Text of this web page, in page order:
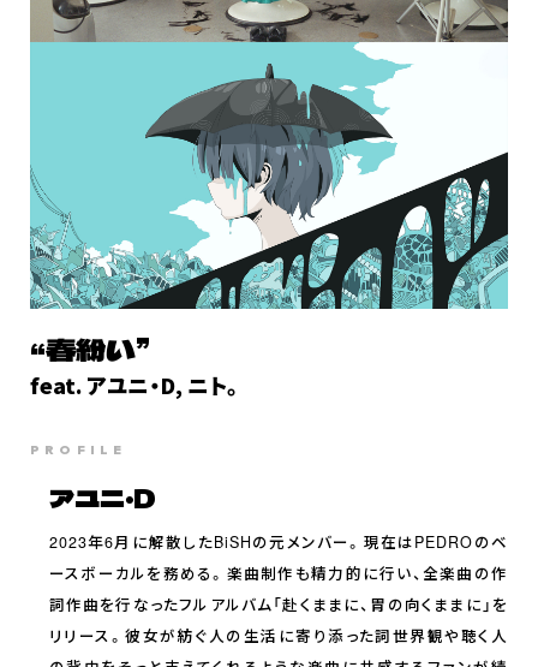
“春紛い”
feat. アユニ・D, ニト。
PROFILE
アユニ・D
2023年6月に解散したBiSHの元メンバー。現在はPEDROのベ
ースボーカルを務める。楽曲制作も精力的に行い、全楽曲の作
詞作曲を行なったフルアルバム「赴くままに、胃の向くままに」を
リリース。彼女が紡ぐ人の生活に寄り添った詞世界観や聴く人